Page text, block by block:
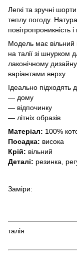
Легкі та зручні
теплу погоду.
повітропроникність
Модель має вільний
на талії зі шнурком
лаконічному
варіантами верху.
Ідеально підходять
— дому
— відпочинку
— літніх образів
Матеріал: 100%
Посадка: висока
Крій: вільний
Деталі: резинка,
Заміри:
талія